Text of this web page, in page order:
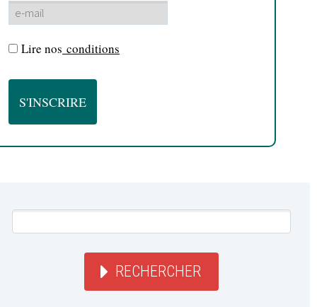
Lire nos conditions
RECHERCHER